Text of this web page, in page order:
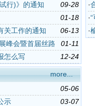
09-28
行)》的通知
01-18
06-13
关工作的通知
01-11
峰会暨首届丝路
12-24
怎么写
·
·
·
more...
05-06
03-07
示